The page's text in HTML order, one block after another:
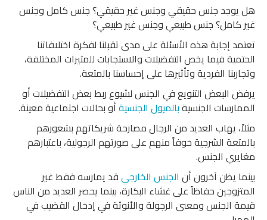
هل يوجد جنس حقيقي وجنس غير حقيقي؟ جنس كامل وجنس
غير كامل؟ جنس طبيعي وجنس غير طبيعي؟
تعتمد إجابة هذه الأسئلة على مدى تقبلنا لفكرة اختلافاتنا
الحتمية فيما يخص التفضيلات والاستجابات للمثيرات المختلفة،
وتجاربنا الفردية وتأثيرها على إحساسنا بالمتعة.
يرفض البعض التنويع في الجنس لشيوع ربط بعض التفضيلات أو
الممارسات الجنسيةبالميول الجنسيةأو بحالات اجتماعية معينة.
مثلاً، يهاب العديد من الرجال مصارحة شريكاتهم بشعورهم
بالمتعة الشرجية خوفاً منهم على صورتهم الرجولية، باعتبارهم
مغايري الجنس.
بينما يظن آخرون أن الجنس الخارجيقد يمارسه فقط غير
المتزوجين حفاظاً على غشاء البكارة، بينما يحصر العديد من الناس
قيمة الجنس ومعنى الرجولة والأنوثة في إدخال القضيب في